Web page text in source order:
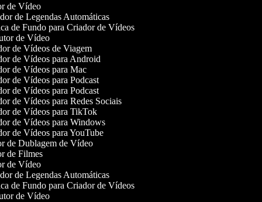
de Vídeo
de Legendas Automáticas
de Fundo para Criador de Vídeos
de Vídeo
de Vídeos de Viagem
de Vídeos para Android
de Vídeos para Mac
de Vídeos para Podcast
de Vídeos para Podcast
de Vídeos para Redes Sociais
de Vídeos para TikTok
de Vídeos para Windows
de Vídeos para YouTube
de Dublagem de Vídeo
de Filmes
de Vídeo
de Legendas Automáticas
de Fundo para Criador de Vídeos
de Vídeo